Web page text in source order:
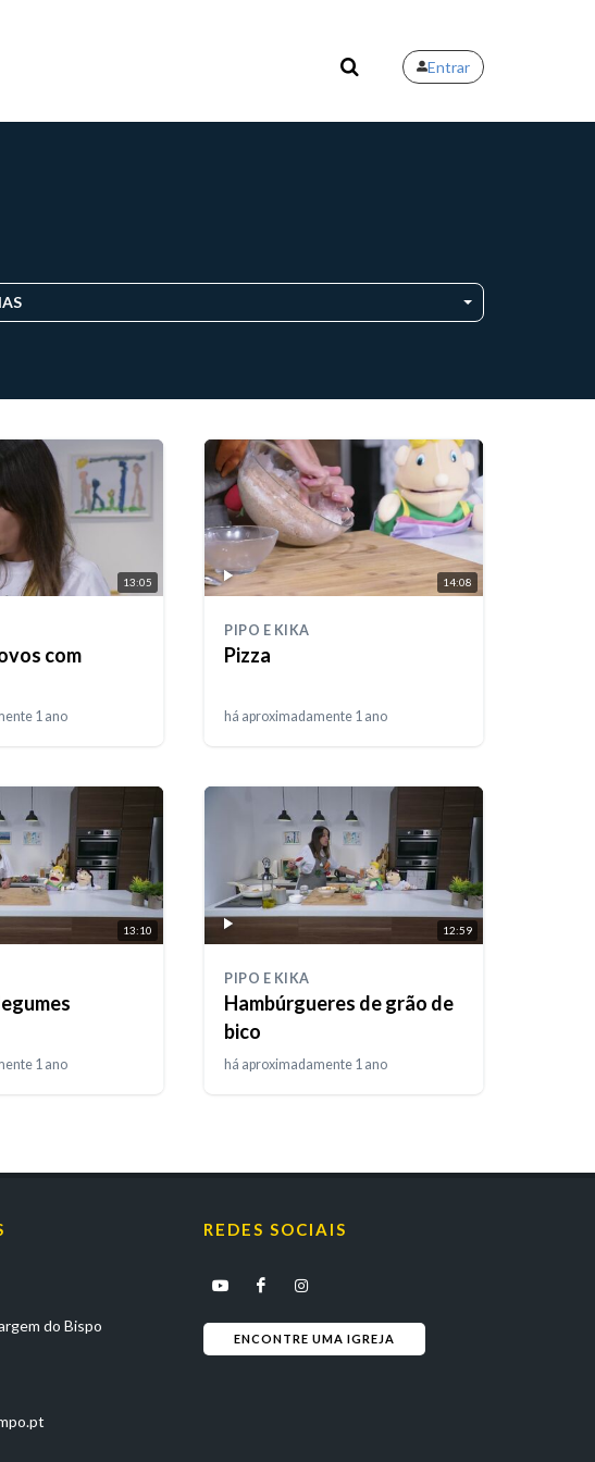
Entrar
13:05
com
1 ano
14:08
PIPO E KIKA
Pizza
há aproximadamente 1 ano
13:10
1 ano
12:59
PIPO E KIKA
Hambúrgueres de grão de
bico
há aproximadamente 1 ano
do Bispo
REDES SOCIAIS
ENCONTRE UMA IGREJA